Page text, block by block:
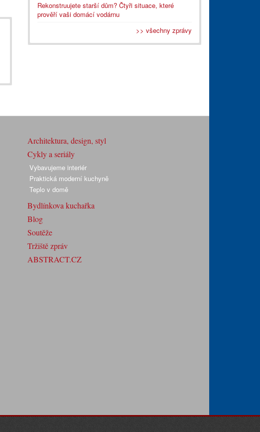
Rekonstruujete starší dům? Čtyři situace, které
prověří vaši domácí vodárnu
>> všechny zprávy
Architektura, design, styl
Cykly a seriály
Vybavujeme interiér
Praktická moderní kuchyně
Teplo v domě
Bydlínkova kuchařka
Blog
Soutěže
Tržiště zpráv
ABSTRACT.CZ